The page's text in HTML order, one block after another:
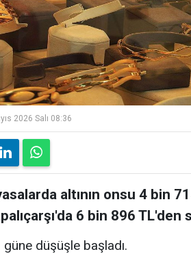
2026 Salı 08:36
altının onsu 4 bin
6 bin 896 TL'den
güne düşüşle başladı.